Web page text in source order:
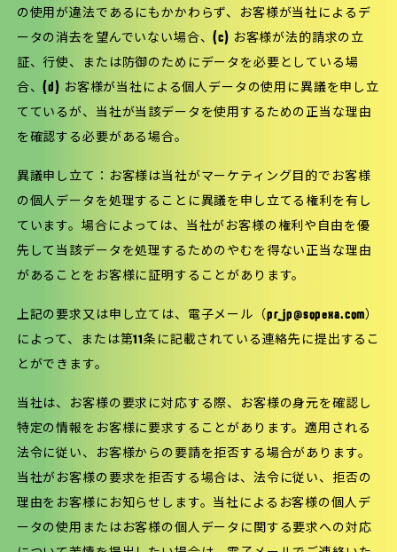
の使用が違法であるにもかかわらず、お客様が当社によるデ
ータの消去を望んでいない場合、(c) お客様が法的請求の立
証、行使、または防御のためにデータを必要としている場
合、(d) お客様が当社による個人データの使用に異議を申し立
てているが、当社が当該データを使用するための正当な理由
を確認する必要がある場合。
異議申し立て：お客様は当社がマーケティング目的でお客様
の個人データを処理することに異議を申し立てる権利を有し
ています。場合によっては、当社がお客様の権利や自由を優
先して当該データを処理するためのやむを得ない正当な理由
があることをお客様に証明することがあります。
上記の要求又は申し立ては、電子メール（pr_jp@sopexa.com）
によって、または第11条に記載されている連絡先に提出するこ
とができます。
当社は、お客様の要求に対応する際、お客様の身元を確認し
特定の情報をお客様に要求することがあります。適用される
法令に従い、お客様からの要請を拒否する場合があります。
当社がお客様の要求を拒否する場合は、法令に従い、拒否の
理由をお客様にお知らせします。当社によるお客様の個人デ
ータの使用またはお客様の個人データに関する要求への対応